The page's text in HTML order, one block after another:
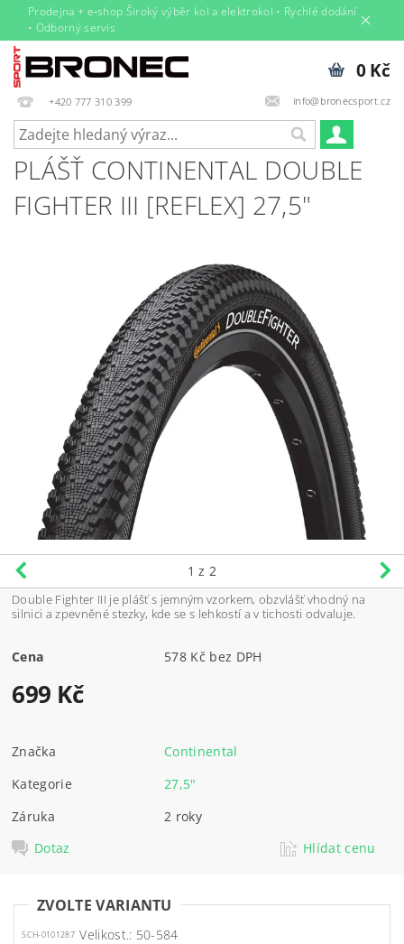
Prodejna + e‑shop Široký výběr kol a elektrokol • Rychlé dodání
• Odborný servis
+420 777 310 399 info@bronecsport.cz
0 Kč
PLÁŠŤ CONTINENTAL DOUBLE
FIGHTER III [REFLEX] 27,5"
1 z 2
Double Fighter III je plášť s jemným vzorkem, obzvlášť vhodný na
silnici a zpevněné stezky, kde se s lehkostí a v tichosti odvaluje.
Cena 578 Kč bez DPH
699 Kč
Značka
Continental
Kategorie
27,5"
Záruka
2 roky
Dotaz
Hlídat cenu
ZVOLTE VARIANTU
SCH-0101287 Velikost.: 50-584